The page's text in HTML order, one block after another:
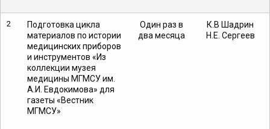
2
Подготовка цикла
материалов по истории
медицинских приборов
и инструментов «Из
коллекции музея
медицины МГМСУ им.
А.И. Евдокимова» для
газеты «Вестник
МГМСУ»
Один раз в
два месяца
К.В Шадрин
Н.Е. Сергеев